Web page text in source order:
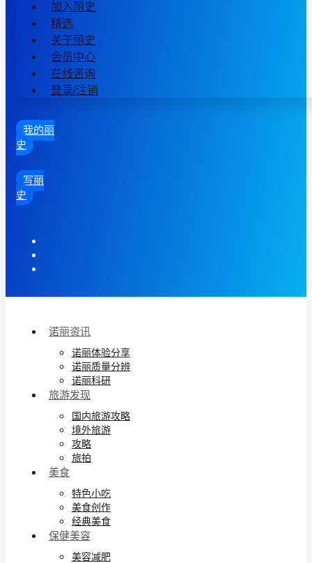
加入丽史
精选
关于丽史
会员中心
在线咨询
登录/注销
我的丽
史
写丽
史
诺丽资讯
诺丽体验分享
诺丽质量分辨
诺丽科研
旅游发现
国内旅游攻略
境外旅游
攻略
旅拍
美食
特色小吃
美食创作
经典美食
保健美容
美容减肥